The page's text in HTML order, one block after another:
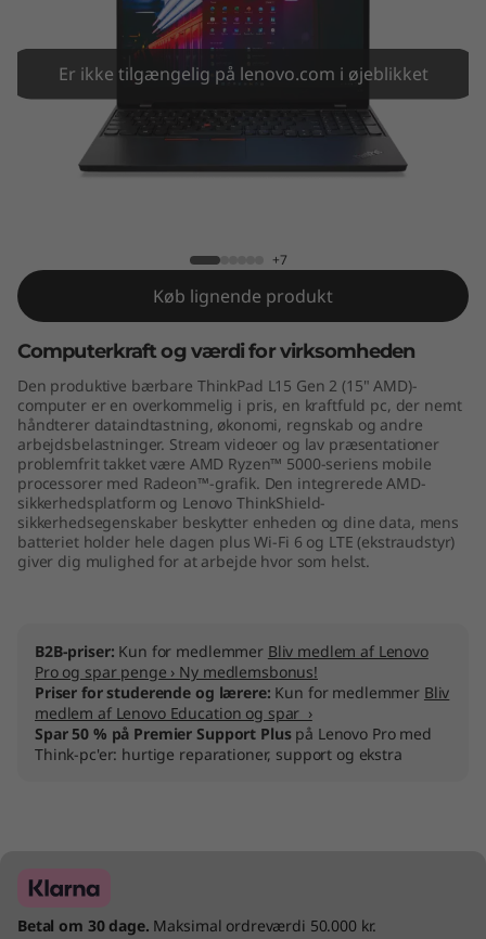
e
n
5
A
M
D
Er ikke tilgængelig på lenovo.com i øjeblikket
+7
Køb lignende produkt
Computerkraft og værdi for virksomheden
Den produktive bærbare ThinkPad L15 Gen 2 (15" AMD)-
computer er en overkommelig i pris, en kraftfuld pc, der nemt
håndterer dataindtastning, økonomi, regnskab og andre
arbejdsbelastninger. Stream videoer og lav præsentationer
problemfrit takket være AMD Ryzen™ 5000-seriens mobile
processorer med Radeon™-grafik. Den integrerede AMD-
sikkerhedsplatform og Lenovo ThinkShield-
sikkerhedsegenskaber beskytter enheden og dine data, mens
batteriet holder hele dagen plus Wi-Fi 6 og LTE (ekstraudstyr)
giver dig mulighed for at arbejde hvor som helst.
B2B-priser: Kun for medlemmer Bliv medlem af Lenovo
Pro og spar penge › Ny medlemsbonus!
Priser for studerende og lærere: Kun for medlemmer Bliv
medlem af Lenovo Education og spar ›
Spar 50 % på Premier Support Pluspå Lenovo Pro med
Think-pc'er: hurtige reparationer, support og ekstra
Betal om 30 dage. Maksimal ordreværdi 50.000 kr.